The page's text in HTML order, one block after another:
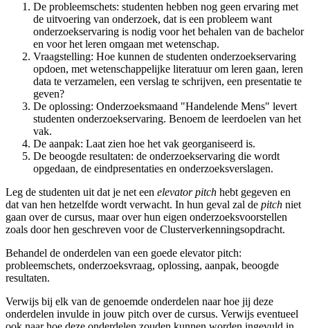
De probleemschets: studenten hebben nog geen ervaring met
de uitvoering van onderzoek, dat is een probleem want
onderzoekservaring is nodig voor het behalen van de bachelor
en voor het leren omgaan met wetenschap.
Vraagstelling: Hoe kunnen de studenten onderzoekservaring
opdoen, met wetenschappelijke literatuur om leren gaan, leren
data te verzamelen, een verslag te schrijven, een presentatie te
geven?
De oplossing: Onderzoeksmaand "Handelende Mens" levert
studenten onderzoekservaring. Benoem de leerdoelen van het
vak.
De aanpak: Laat zien hoe het vak georganiseerd is.
De beoogde resultaten: de onderzoekservaring die wordt
opgedaan, de eindpresentaties en onderzoeksverslagen.
Leg de studenten uit dat je net een elevator pitch hebt gegeven en
dat van hen hetzelfde wordt verwacht. In hun geval zal de pitch niet
gaan over de cursus, maar over hun eigen onderzoeksvoorstellen
zoals door hen geschreven voor de Clusterverkenningsopdracht.
Behandel de onderdelen van een goede elevator pitch:
probleemschets, onderzoeksvraag, oplossing, aanpak, beoogde
resultaten.
Verwijs bij elk van de genoemde onderdelen naar hoe jij deze
onderdelen invulde in jouw pitch over de cursus. Verwijs eventueel